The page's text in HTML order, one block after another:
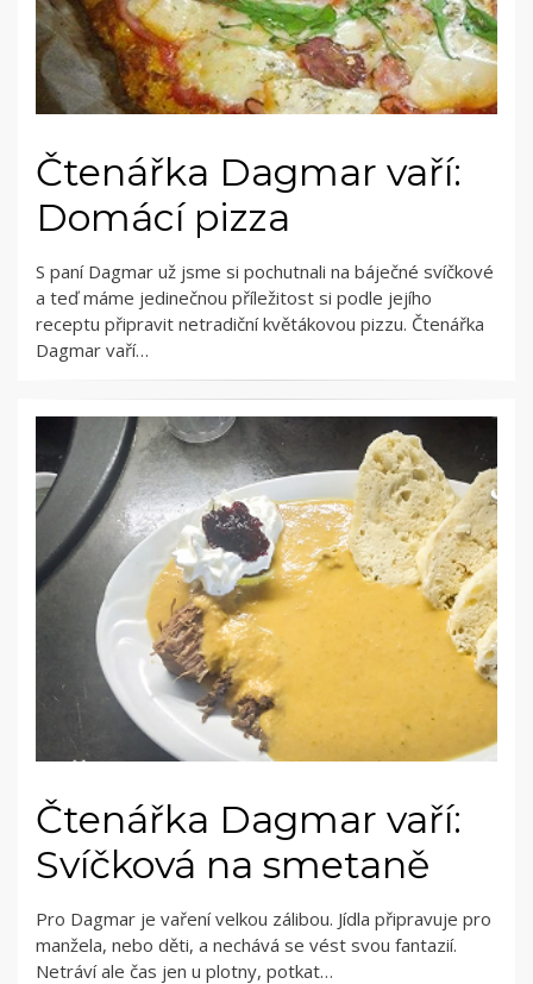
Čtenářka Dagmar vaří:
Domácí pizza
S paní Dagmar už jsme si pochutnali na báječné svíčkové
a teď máme jedinečnou příležitost si podle jejího
receptu připravit netradiční květákovou pizzu. Čtenářka
Dagmar vaří…
Čtenářka Dagmar vaří:
Svíčková na smetaně
Pro Dagmar je vaření velkou zálibou. Jídla připravuje pro
manžela, nebo děti, a nechává se vést svou fantazií.
Netráví ale čas jen u plotny, potkat…